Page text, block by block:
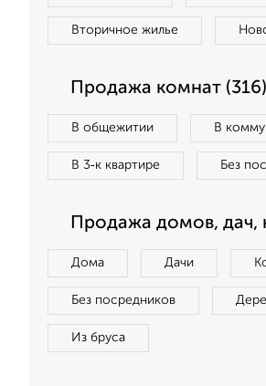
Вторичное жилье
Продажа комнат (316)
В общежитии В
В 3‑к квартире Без
Продажа домов, дач,
Дома Дачи
Без посредников
Из бруса